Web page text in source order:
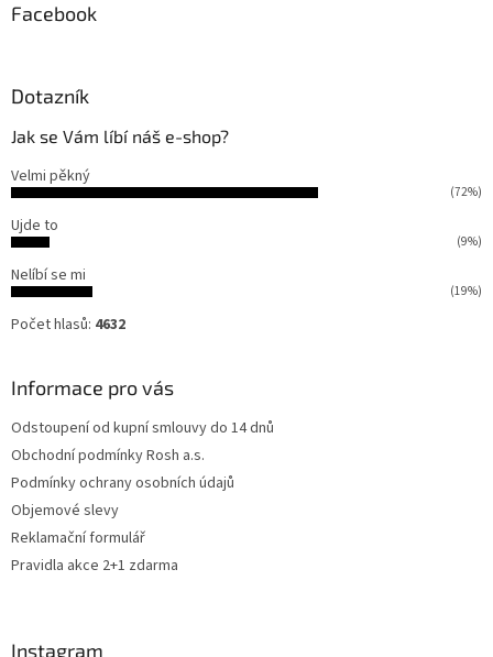
Facebook
Dotazník
Jak se Vám líbí náš e-shop?
Velmi pěkný
(72%)
Ujde to
(9%)
Nelíbí se mi
(19%)
Počet hlasů: 4632
Informace pro vás
Odstoupení od kupní smlouvy do 14 dnů
Obchodní podmínky Rosh a.s.
Podmínky ochrany osobních údajů
Objemové slevy
Reklamační formulář
Pravidla akce 2+1 zdarma
Instagram